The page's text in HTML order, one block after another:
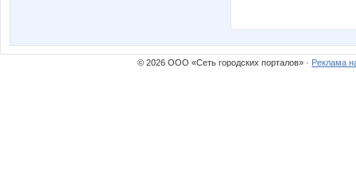
© 2026 ООО «Сеть городских порталов» · Реклама